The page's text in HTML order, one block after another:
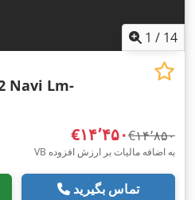
1 / 14
Navi Lm-
‎€۱۴٬۴۵۰ ‎€۱۴٬۸۵۰
VB به اضافه مالیات بر ارزش افزوده
تماس بگیرید